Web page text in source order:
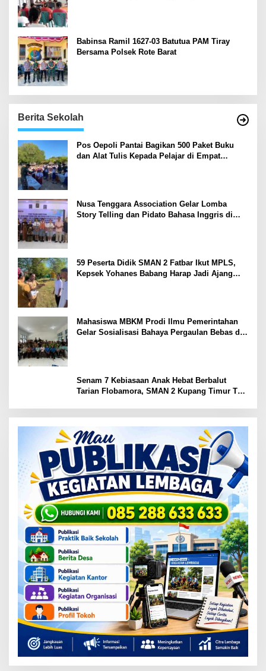
Babinsa Ramil 1627-03 Batutua PAM Tiray
Bersama Polsek Rote Barat
Berita Sekolah
Pos Oepoli Pantai Bagikan 500 Paket Buku
dan Alat Tulis Kepada Pelajar di Empat
Nusa Tenggara Association Gelar Lomba
Story Telling dan Pidato Bahasa Inggris di
59 Peserta Didik SMAN 2 Fatbar Ikut MPLS,
Kepsek Yohanes Babang Harap Jadi Ajang
Mahasiswa MBKM Prodi Ilmu Pemerintahan
Gelar Sosialisasi Bahaya Pergaulan Bebas di
Senam 7 Kebiasaan Anak Hebat Berbalut
Tarian Flobamora, SMAN 2 Kupang Timur Tuai